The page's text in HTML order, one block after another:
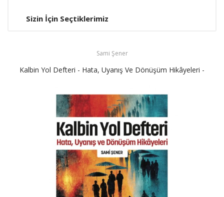
Sizin İçin Seçtiklerimiz
Sami Şener
Kalbin Yol Defteri - Hata, Uyanış Ve Dönüşüm Hikâyeleri -